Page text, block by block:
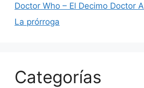
Doctor Who – El Decimo Doctor
La prórroga
Categorías